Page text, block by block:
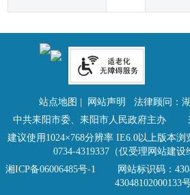
站点地图 网站声明 法律顾问：
中共耒阳市委、耒阳市人民政府主办
建议使用1024×768分辨率 IE6.0以上版
0734-4319337（仅受理网站建设
湘ICP备06006485号-1 网站标识码：
43048102000133